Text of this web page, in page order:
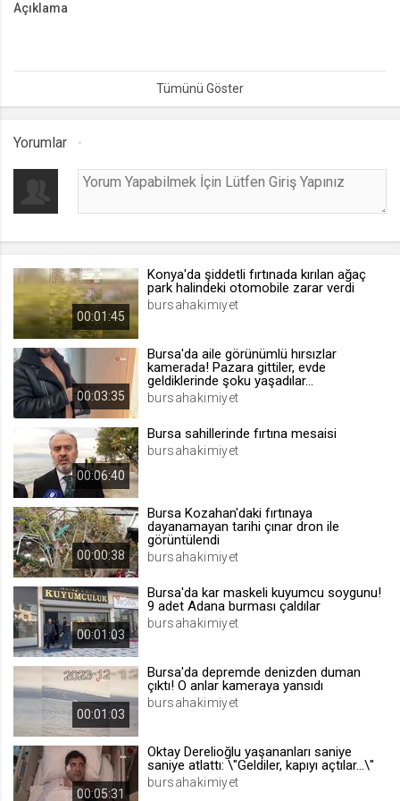
Seçilen dil tercihini tutmak
.web.tv
[hash]
.web.tv
channelCategories
Site içeriği önerme
voteLike*
.web.tv
İsimsiz ziyaretçi için site içeriği
1 ay
.web.tv
İsimsiz ziyaretçi için site içeriği
Açıklama
bir otomobil sürücüsü, 11 Eylül Bulvarı üzerinde makas atarken
orta şeritte ilerleyen bir ticari araca çarptı. Çarpmanın ardından
Yorumlar
00:01:45
Konya'da şiddetli fırtınada kırılan ağaç
park halindeki otomobile zarar verdi
bursahakimiyet
00:03:35
Bursa'da aile görünümlü hırsızlar
kamerada! Pazara gittiler, evde
geldiklerinde şoku yaşadılar...
bursahakimiyet
00:06:40
Bursa sahillerinde fırtına mesaisi
bursahakimiyet
00:00:38
Bursa Kozahan'daki fırtınaya
dayanamayan tarihi çınar dron ile
görüntülendi
bursahakimiyet
00:01:03
Bursa'da kar maskeli kuyumcu soygunu!
9 adet Adana burması çaldılar
bursahakimiyet
00:01:03
Bursa'da depremde denizden duman
çıktı! O anlar kameraya yansıdı
bursahakimiyet
00:05:31
Oktay Derelioğlu yaşananları saniye
saniye atlattı: \"Geldiler, kapıyı açtılar...\"
bursahakimiyet